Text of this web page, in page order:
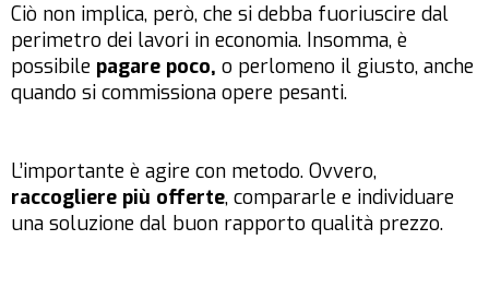
Ciò non implica, però, che si debba fuoriuscire dal
perimetro dei lavori in economia. Insomma, è
possibile pagare poco, o perlomeno il giusto, anche
quando si commissiona opere pesanti.
L’importante è agire con metodo. Ovvero,
raccogliere più offerte, compararle e individuare
una soluzione dal buon rapporto qualità prezzo.